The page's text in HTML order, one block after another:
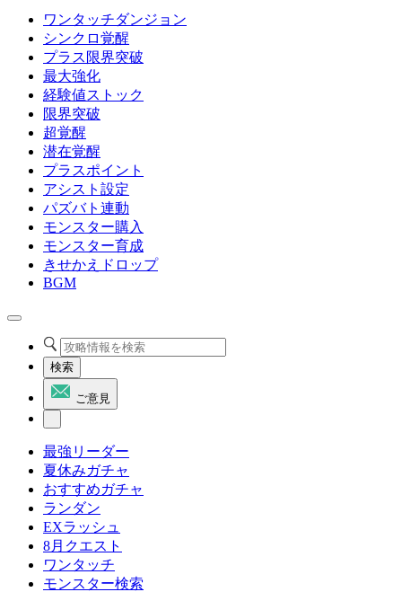
ワンタッチダンジョン
シンクロ覚醒
プラス限界突破
最大強化
経験値ストック
限界突破
超覚醒
潜在覚醒
プラスポイント
アシスト設定
パズバト連動
モンスター購入
モンスター育成
きせかえドロップ
BGM
検索
ご意見
最強リーダー
夏休みガチャ
おすすめガチャ
ランダン
EXラッシュ
8月クエスト
ワンタッチ
モンスター検索